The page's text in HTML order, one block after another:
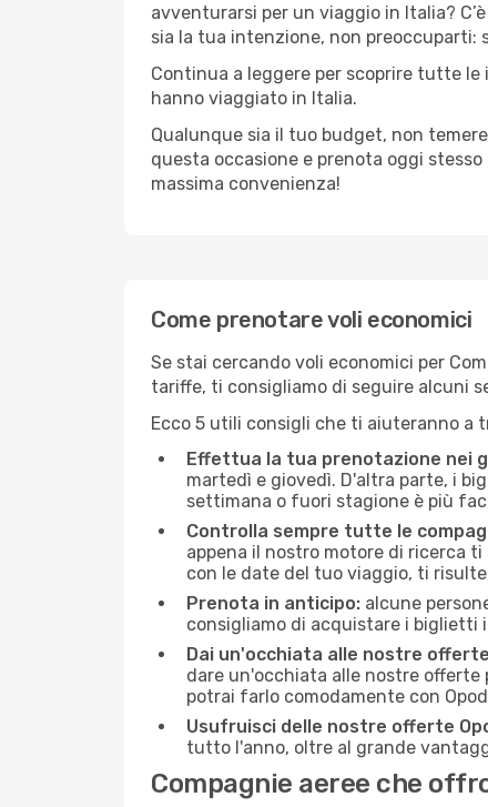
avventurarsi per un viaggio in Italia?
sia la tua intenzione, non preoccuparti:
Continua a leggere per scoprire tutte
hanno viaggiato in Italia.
Qualunque sia il tuo budget, non
questa occasione e prenota oggi stesso
massima convenienza!
Come prenotare voli economici
Se stai cercando voli economici per
tariffe, ti consigliamo di seguire alcuni
Ecco 5 utili consigli che ti aiuteranno a
Effettua la tua prenotazione nei
martedì e giovedì. D'altra parte, i
settimana o fuori stagione è più
Controlla sempre tutte le
appena il nostro motore di ricerca
con le date del tuo viaggio, ti
Prenota in anticipo: alcune
consigliamo di acquistare i biglietti
Dai un'occhiata alle nostre
dare un'occhiata alle nostre offerte
potrai farlo comodamente con
Usufruisci delle nostre offerte
tutto l'anno, oltre al grande
Compagnie aeree che